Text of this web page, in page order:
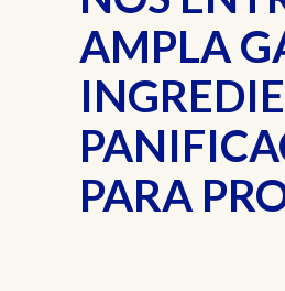
AMPLA
PARA